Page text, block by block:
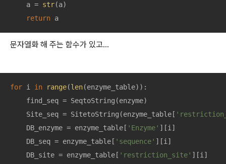
    a =
str(a)
return a
문자열화 해 주는 함수가 있고...
for i in range(len(enzyme_table)):
    find_seq = SeqtoString(enzyme)
    Site_seq = SitetoString(enzyme_table[
    DB_enzyme = enzyme_table[
'Enzyme' ][i]
    DB_seq = enzyme_table[
'sequence' ][i]
    DB_site = enzyme_table[
'restriction_site' ][i]